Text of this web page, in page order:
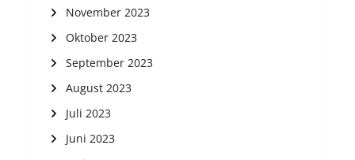
November 2023
Oktober 2023
September 2023
August 2023
Juli 2023
Juni 2023